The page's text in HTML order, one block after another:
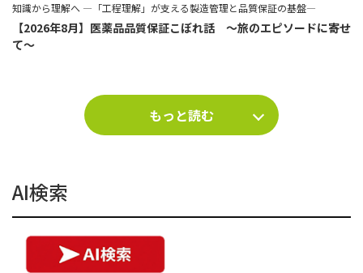
知識から理解へ ―「工程理解」が支える製造管理と品質保証の基盤―
【2026年8月】医薬品品質保証こぼれ話 ～旅のエピソードに寄せ
て～
もっと読む
AI検索